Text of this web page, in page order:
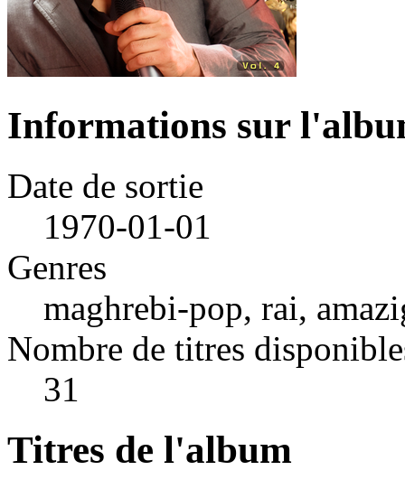
Informations sur
Date de sortie
1970-01-01
Genres
maghrebi-pop, rai,
Nombre de titres
31
Titres de l'album